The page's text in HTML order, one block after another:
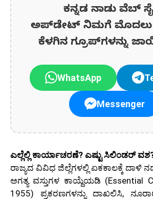
ಕನ್ನಡ ನಾಡು ವೆಬ್
ಅಪ್‌ಡೇಟ್‌ ನಿಮಗೆ
ಕೆಳಗಿನ ಗ್ರೂಪ್‌ಗಳನ್ನು
WhatsApp
Messenger
ಎಲ್ಲೆಲ್ಲಿ ಕಾರ್ಯಾಚರಣೆ? ಎಷ್ಟು ಸಿಲಿಂಡರ್
ರಾಜ್ಯದ ವಿವಿಧ ಜಿಲ್ಲೆಗಳಲ್ಲಿ ಏಕಕಾಲಕ್ಕೆ ದಾಳಿ
ಅಗತ್ಯ ವಸ್ತುಗಳ ಕಾಯ್ದೆಯಡಿ (Essential
1955) ಪ್ರಕರಣಗಳನ್ನು ದಾಖಲಿಸಿ,